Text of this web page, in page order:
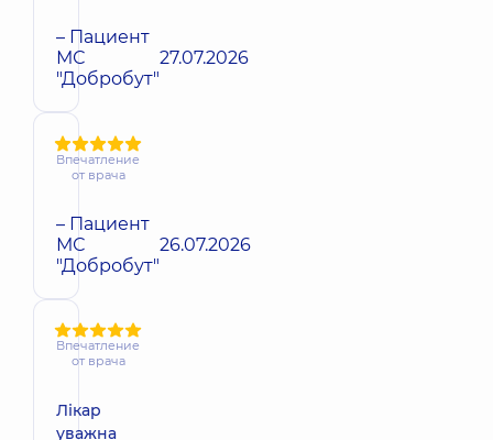
– Пациент
МС
"Добробут"
27.07.2026
Впечатление
от врача
– Пациент
МС
"Добробут"
26.07.2026
Впечатление
от врача
Лікар
уважна